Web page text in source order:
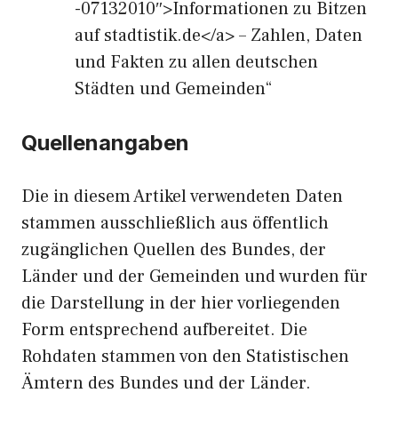
-07132010″>Informationen zu Bitzen
auf stadtistik.de</a> – Zahlen, Daten
und Fakten zu allen deutschen
Städten und Gemeinden“
Quellenangaben
Die in diesem Artikel verwendeten Daten
stammen ausschließlich aus öffentlich
zugänglichen Quellen des Bundes, der
Länder und der Gemeinden und wurden für
die Darstellung in der hier vorliegenden
Form entsprechend aufbereitet. Die
Rohdaten stammen von den Statistischen
Ämtern des Bundes und der Länder.